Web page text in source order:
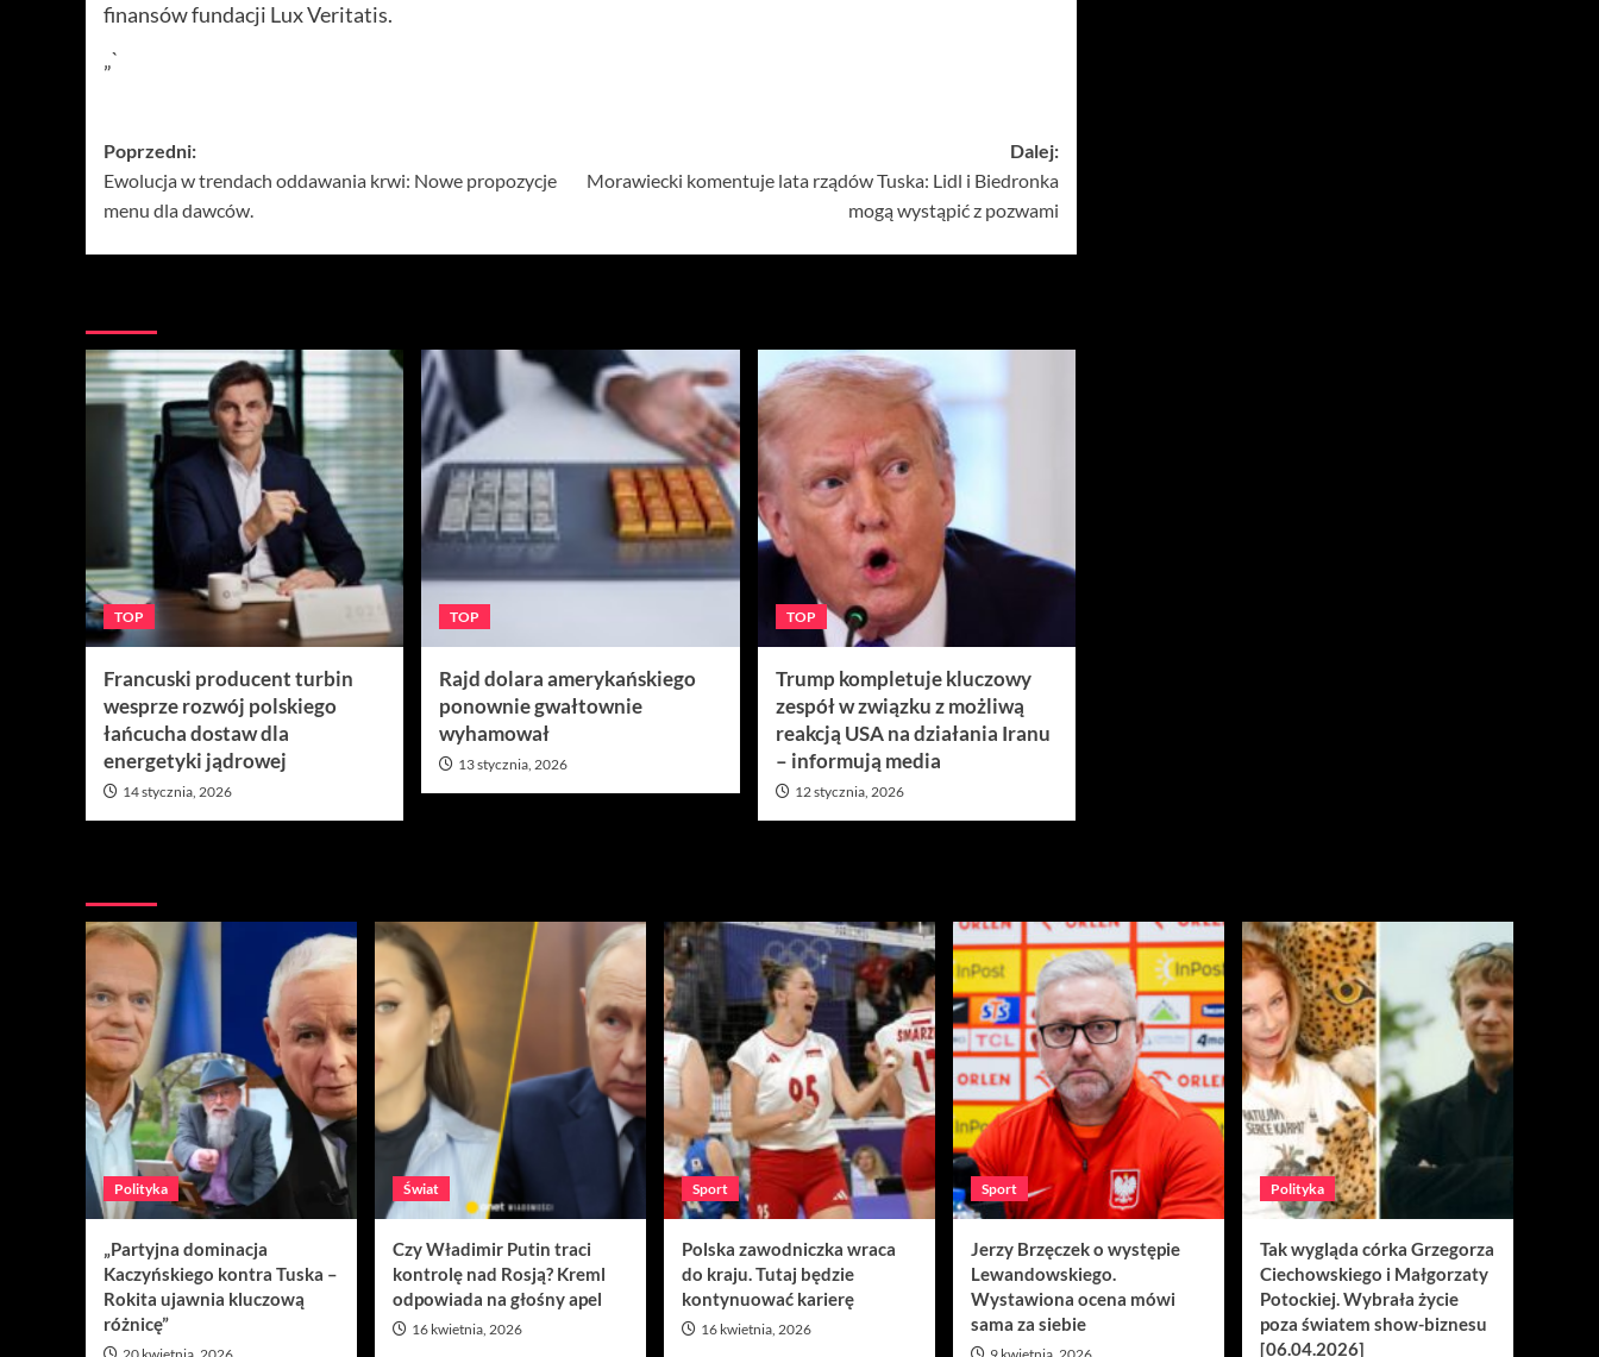
finansów fundacji Lux Veritatis.
„`
Zobacz
wpisy
Poprzedni:
Ewolucja w trendach oddawania krwi: Nowe propozycje
menu dla dawców.
Dalej:
Morawiecki komentuje lata rządów Tuska: Lidl i Biedronka
mogą wystąpić z pozwami
TOP
Francuski producent turbin
wesprze rozwój polskiego
łańcucha dostaw dla
energetyki jądrowej
14 stycznia, 2026
TOP
Rajd dolara amerykańskiego
ponownie gwałtownie
wyhamował
13 stycznia, 2026
TOP
Trump kompletuje kluczowy
zespół w związku z możliwą
reakcją USA na działania Iranu
– informują media
12 stycznia, 2026
Polityka
„Partyjna dominacja
Kaczyńskiego kontra Tuska –
Rokita ujawnia kluczową
różnicę”
Świat
Czy Władimir Putin traci
kontrolę nad Rosją? Kreml
odpowiada na głośny apel
16 kwietnia, 2026
Sport
Polska zawodniczka wraca
do kraju. Tutaj będzie
kontynuować karierę
16 kwietnia, 2026
Sport
Jerzy Brzęczek o występie
Lewandowskiego.
Wystawiona ocena mówi
sama za siebie
Polityka
Tak wygląda córka Grzegorza
Ciechowskiego i Małgorzaty
Potockiej. Wybrała życie
poza światem show-biznesu
[06.04.2026]